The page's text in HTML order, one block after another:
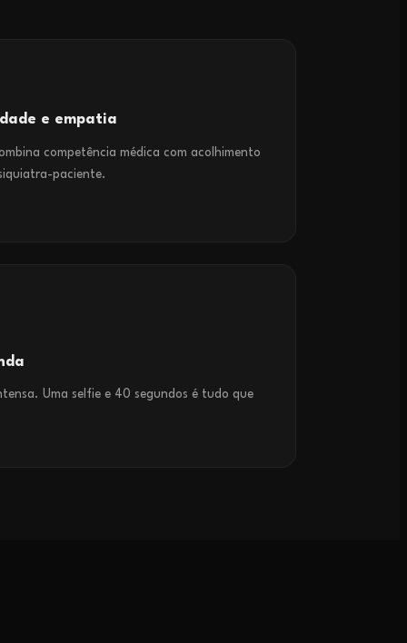
e empatia
competência médica com acolhimento
paciente.
Uma selfie e 40 segundos é tudo que